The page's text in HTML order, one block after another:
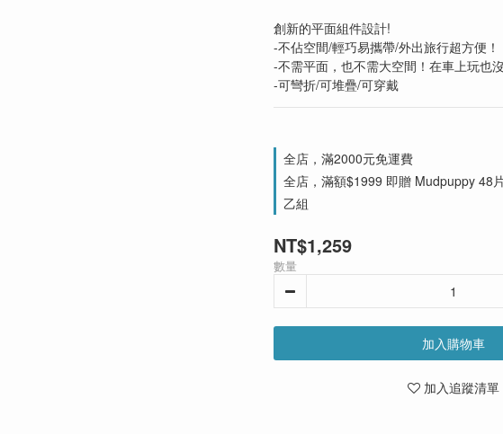
創新的平面組件設計!
-不佔空間/輕巧易攜帶/外出旅行超方便！
-不需平面，也不需大空間！在車上玩也
-可彎折/可堆疊/可穿戴
全店，滿2000元免運費
全店，滿額$1999 即贈 Mudpuppy 48
乙組
NT$1,259
數量
加入購物車
加入追蹤清單